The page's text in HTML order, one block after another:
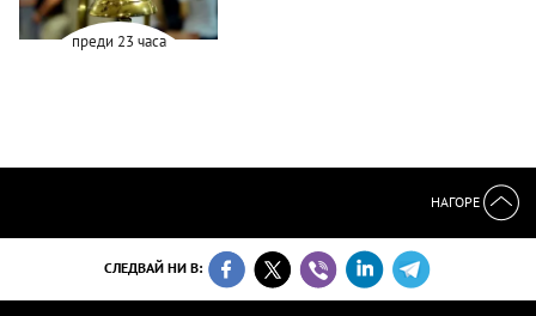
преди 23 часа
НАГОРЕ
СЛЕДВАЙ НИ В: